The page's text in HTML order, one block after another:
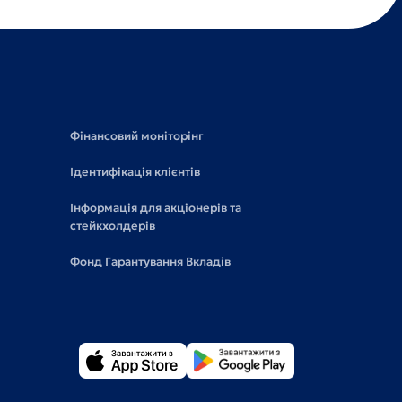
Фінансовий моніторінг
Ідентифікація клієнтів
Інформація для акціонерів та
стейкхолдерів
Фонд Гарантування Вкладів